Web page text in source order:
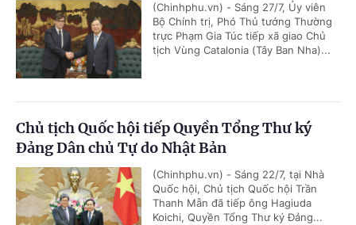
(Chinhphu.vn) - Sáng 27/7, Ủy viên
Bộ Chính trị, Phó Thủ tướng Thường
trực Phạm Gia Túc tiếp xã giao Chủ
tịch Vùng Catalonia (Tây Ban Nha)...
Chủ tịch Quốc hội tiếp Quyền Tổng Thư ký
Đảng Dân chủ Tự do Nhật Bản
(Chinhphu.vn) - Sáng 22/7, tại Nhà
Quốc hội, Chủ tịch Quốc hội Trần
Thanh Mẫn đã tiếp ông Hagiuda
Koichi, Quyền Tổng Thư ký Đảng...